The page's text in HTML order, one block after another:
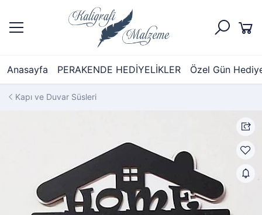
Anasayfa PERAKENDE HEDİYELİKLER Özel Gün
Kapı ve Duvar Süsleri